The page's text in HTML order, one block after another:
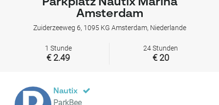
Parkplatz Nautix Marina
Amsterdam
Zuiderzeeweg 6, 1095 KG Amsterdam, Niederlande
1 Stunde
€ 2.49
24 Stunden
€ 20
Nautix
ParkBee